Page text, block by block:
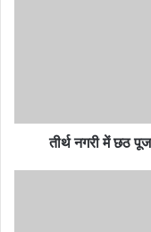
तीर्थ नगरी में छठ